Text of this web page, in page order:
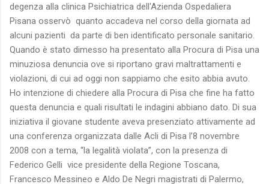
degenza alla clinica Psichiatrica dell'Azienda Ospedaliera
Pisana osservò quanto accadeva nel corso della giornata ad
alcuni pazienti da parte di ben identificato personale sanitario.
Quando è stato dimesso ha presentato alla Procura di Pisa una
minuziosa denuncia ove si riportano gravi maltrattamenti e
violazioni, di cui ad oggi non sappiamo che esito abbia avuto.
Ho intenzione di chiedere alla Procura di Pisa che fine ha fatto
questa denuncia e quali risultati le indagini abbiano dato. Di sua
iniziativa il giovane studente aveva presenziato attivamente ad
una conferenza organizzata dalle Acli di Pisa l’8 novembre
2008 con a tema, “la legalità violata”, con la presenza di
Federico Gelli vice presidente della Regione Toscana,
Francesco Messineo e Aldo De Negri magistrati di Palermo,